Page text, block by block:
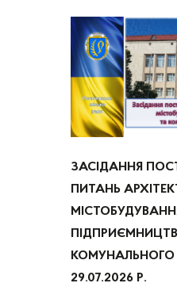
ЗАСІДАННЯ
ПИТАНЬ
29.07.2026 Р.